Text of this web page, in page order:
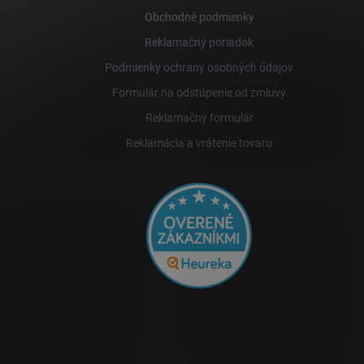
Obchodné podmienky
Reklamačný poriadok
Podmienky ochrany osobných údajov
Formulár na odstúpenie od zmluvy
Reklamačný formulár
Reklamácia a vrátenie tovaru